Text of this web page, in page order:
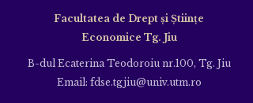
Facultatea de Drept și Științe
Economice Tg. Jiu
B-dul Ecaterina Teodoroiu nr.100, Tg. Jiu
Email: fdse.tgjiu@univ.utm.ro